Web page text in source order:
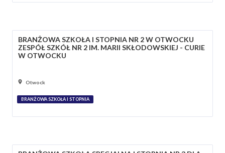
BRANŻOWA SZKOŁA I STOPNIA NR 2 W OTWOCKU
ZESPÓŁ SZKÓŁ NR 2 IM. MARII SKŁODOWSKIEJ - CURIE
W OTWOCKU
Otwock
BRANŻOWA SZKOŁA I STOPNIA